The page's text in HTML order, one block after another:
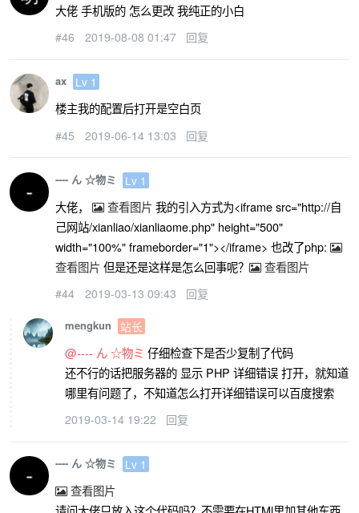
大佬 手机版的 怎么更改 我纯正的小白
#46 2019-08-08 01:47 回复
ax Lv 1
楼主我的配置后打开是空白页
#45 2019-06-14 13:03 回复
---- ん ☆物ミ Lv 1
大佬， 查看图片 我的引入方式为<iframe src="http://自
己网站/xianliao/xianliaome.php" height="500"
width="100%" frameborder="1"></iframe> 也改了php:
查看图片 但是还是这样是怎么回事呢？ 查看图片
#44 2019-03-13 09:43 回复
mengkun 站长
@---- ん ☆物ミ 仔细检查下是否少复制了代码
还不行的话把服务器的 显示 PHP 详细错误 打开，就知道
哪里有问题了，不知道怎么打开详细错误可以百度搜索
2019-03-14 19:22 回复
---- ん ☆物ミ Lv 1
查看图片